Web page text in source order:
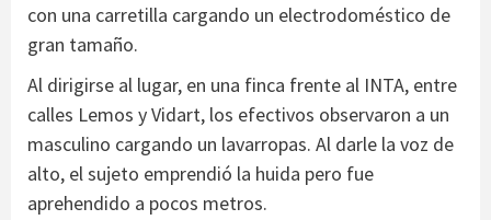
con una carretilla cargando un electrodoméstico de
gran tamaño.
Al dirigirse al lugar, en una finca frente al INTA, entre
calles Lemos y Vidart, los efectivos observaron a un
masculino cargando un lavarropas. Al darle la voz de
alto, el sujeto emprendió la huida pero fue
aprehendido a pocos metros.